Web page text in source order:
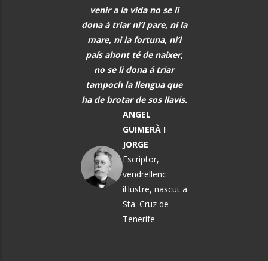
venir a la vida no se li
dona á triar ni’l pare, ni la
mare, ni la fortuna, ni’l
país ahont té de naixer,
no se li dona á triar
tampoch la llengua que
ha de brotar de sos llavis.
ANGEL
GUIMERÀ I
JORGE
Escriptor,
vendrellenc
il·lustre, nascut a
Sta. Cruz de
Tenerife